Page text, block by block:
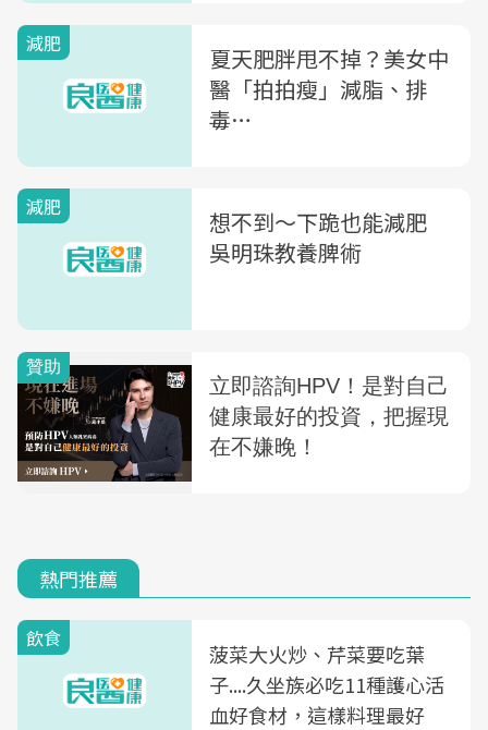
減肥
夏天肥胖甩不掉？美女中
醫「拍拍瘦」減脂、排
毒…
減肥
想不到〜下跪也能減肥
吳明珠教養脾術
熱門推薦
飲食
菠菜大火炒、芹菜要吃葉
子....久坐族必吃11種護心活
血好食材，這樣料理最好